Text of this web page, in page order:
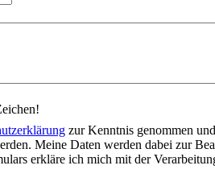
zur Kenntnis genommen
Meine Daten werden dabei zur
erkläre ich mich mit der